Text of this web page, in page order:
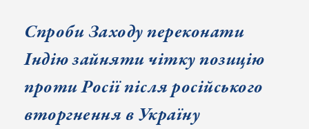
Спроби Заходу переконати
Індію зайняти чітку позицію
проти Росії після російського
вторгнення в Україну